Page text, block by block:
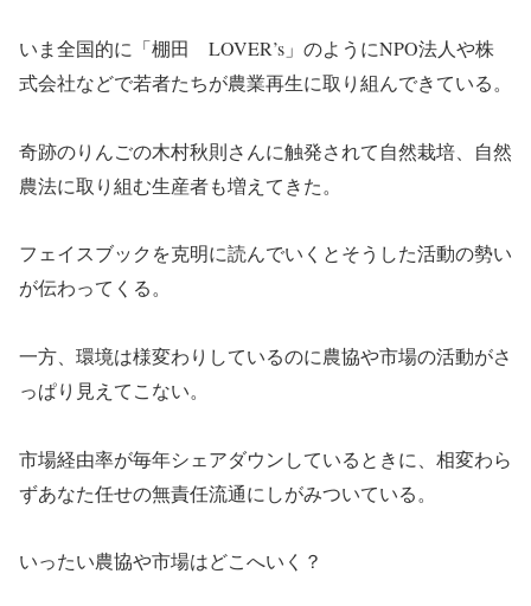
いま全国的に「棚田 LOVER’s」のようにNPO法人や株
式会社などで若者たちが農業再生に取り組んできている。
奇跡のりんごの木村秋則さんに触発されて自然栽培、自然
農法に取り組む生産者も増えてきた。
フェイスブックを克明に読んでいくとそうした活動の勢い
が伝わってくる。
一方、環境は様変わりしているのに農協や市場の活動がさ
っぱり見えてこない。
市場経由率が毎年シェアダウンしているときに、相変わら
ずあなた任せの無責任流通にしがみついている。
いったい農協や市場はどこへいく？